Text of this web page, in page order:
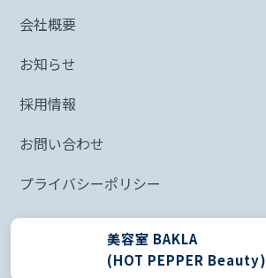
会社概要
お知らせ
採用情報
お問い合わせ
プライバシーポリシー
美容室 BAKLA
(HOT PEPPER Beauty)